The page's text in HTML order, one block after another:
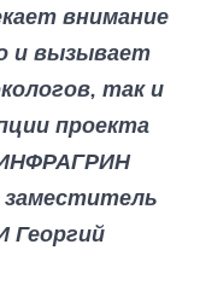
внимание
и вызывает
так и
проекта
заместитель
Георгий